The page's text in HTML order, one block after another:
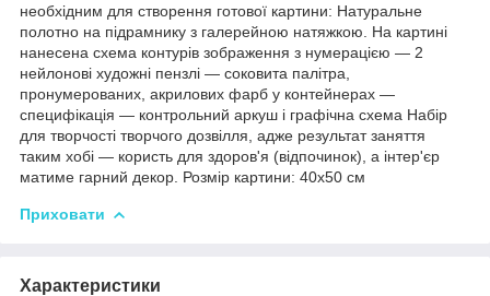
необхідним для створення готової картини: Натуральне
полотно на підрамнику з галерейною натяжкою. На картині
нанесена схема контурів зображення з нумерацією — 2
нейлонові художні пензлі — соковита палітра,
пронумерованих, акрилових фарб у контейнерах —
специфікація — контрольний аркуш і графічна схема Набір
для творчості творчого дозвілля, адже результат заняття
таким хобі — користь для здоров'я (відпочинок), а інтер'єр
матиме гарний декор. Розмір картини: 40х50 см
Приховати
Характеристики